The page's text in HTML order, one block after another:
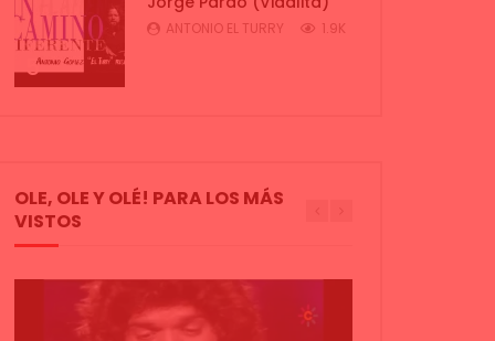
5
ANTONIO EL TURRY 1.9K
OLE, OLE Y OLÉ! PARA LOS MÁS
VISTOS